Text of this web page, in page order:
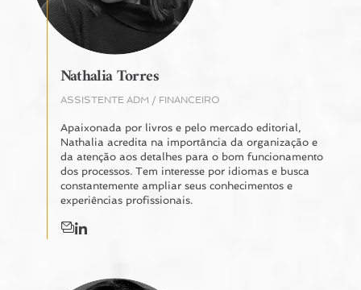
Nathalia Torres
ASSISTENTE ADM / FINANCEIRO
Apaixonada por livros e pelo mercado editorial,
Nathalia acredita na importância da organização e
da atenção aos detalhes para o bom funcionamento
dos processos. Tem interesse por idiomas e busca
constantemente ampliar seus conhecimentos e
experiências profissionais.